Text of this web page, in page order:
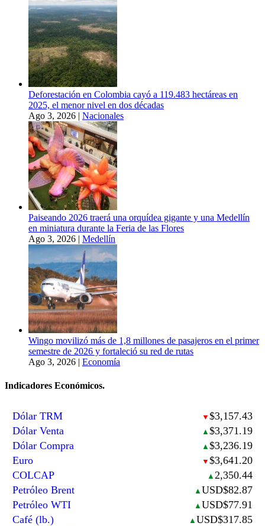
Deforestación en Colombia cayó a 119.483 hectáreas en
2025, el menor nivel en dos décadas
Ago 3, 2026 | Nacionales
Paiseando 2026 traerá una orquídea gigante y una Medellín
en miniatura durante la Feria de las Flores
Ago 3, 2026 | Medellín
Wingo movilizó más de 1,8 millones de pasajeros en el primer
semestre de 2026 y fortaleció su red de rutas
Ago 3, 2026 | Economía
Indicadores Económicos.
Dólar TRM ▼ $3,157.43
Dólar Venta
▲ $3,371.19
Dólar Compra
▲ $3,236.19
Euro
▼ $3,641.20
COLCAP
▲ 2,350.44
Petróleo Brent
▲ USD$82.87
Petróleo WTI
▲ USD$77.91
Café (lb.)
▲ USD$317.85